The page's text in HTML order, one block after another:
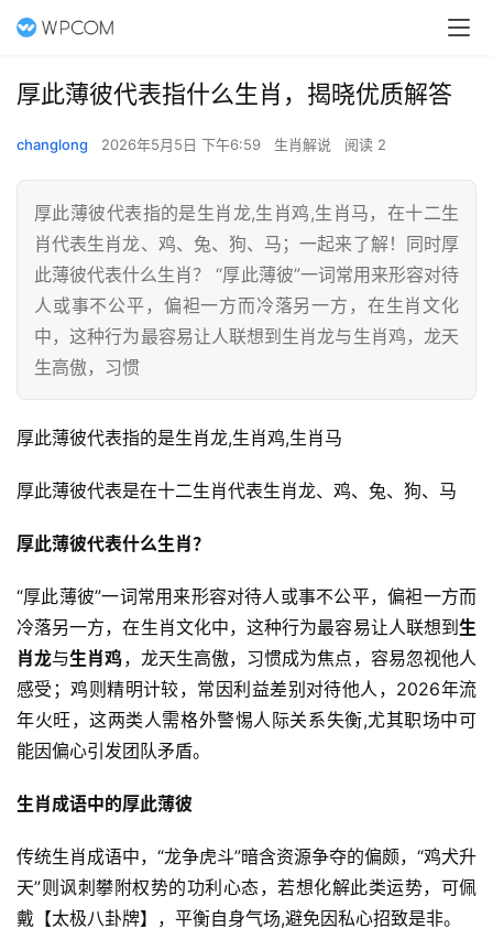
厚此薄彼代表指什么生肖，揭晓优质解答
changlong 2026年5月5日 下午6:59 生肖解说 阅读 2
厚此薄彼代表指的是生肖龙,生肖鸡,生肖马，在十二生
肖代表生肖龙、鸡、兔、狗、马；一起来了解！同时厚
此薄彼代表什么生肖？ “厚此薄彼”一词常用来形容对待
人或事不公平，偏袒一方而冷落另一方，在生肖文化
中，这种行为最容易让人联想到生肖龙与生肖鸡，龙天
生高傲，习惯
厚此薄彼代表指的是生肖龙,生肖鸡,生肖马
厚此薄彼代表是在十二生肖代表生肖龙、鸡、兔、狗、马
厚此薄彼代表什么生肖？
“厚此薄彼”一词常用来形容对待人或事不公平，偏袒一方而
冷落另一方，在生肖文化中，这种行为最容易让人联想到 生
肖龙与生肖鸡，龙天生高傲，习惯成为焦点，容易忽视他人
感受；鸡则精明计较，常因利益差别对待他人，2026年流
年火旺，这两类人需格外警惕人际关系失衡,尤其职场中可
能因偏心引发团队矛盾。
生肖成语中的厚此薄彼
传统生肖成语中，“龙争虎斗”暗含资源争夺的偏颇，“鸡犬升
天”则讽刺攀附权势的功利心态，若想化解此类运势，可佩
戴【太极八卦牌】，平衡自身气场,避免因私心招致是非。